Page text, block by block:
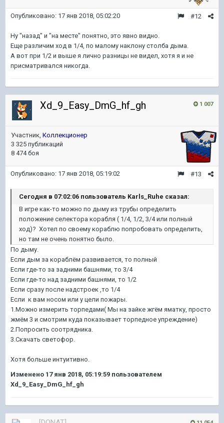
#12
Опубликовано: 17 янв 2018, 05:02:20
Ну "назад" и "на месте" понятно, это явно видно.
Еще различим ход в 1/4, по малому наклону столба дыма.
А вот при 1/2 и выше я лично разницы не видел, хотя я и не
присматривался никогда.
1 007
Xd_9_Easy_DmG_hf_gh
Участник, Коллекционер
3 325 публикаций
8 474 боя
#13
Опубликовано: 17 янв 2018, 05:19:02
Сегодня в 07:02:06 пользователь Karls_Ruhe сказал:
В игре как-то можно по дыму из трубы определить
положение селектора корабля ( 1/4, 1/2, 3/4 или полный
ход)? Хотел по своему кораблю попробовать определить,
но там не очень понятно было.
По дыму.
Если дым за кораблём развивается, то полный
Если где-то за задними башнями, то 3/4
Если где-то над задними башнями, то 1/2
Если сразу после надстроек ,то 1/4
Если к вам носом или у цели пожары.
1.Можно измерить торпедами( Мы на зайке жгём яматку, просто
жмём 3 и смотрим куда показывает торпедное упреждение)
2.Попросить соотрядника.
3.Скачать светофор.
Хотя больше интуитивно.
Изменено 17 янв 2018, 05:19:59 пользователем
Xd_9_Easy_DmG_hf_gh